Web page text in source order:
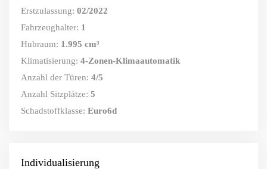
Erstzulassung: 02/2022
Fahrzeughalter: 1
Hubraum: 1.995 cm³
Klimatisierung: 4-Zonen-Klimaautomatik
Anzahl der Türen: 4/5
Anzahl Sitzplätze: 5
Schadstoffklasse: Euro6d
Individualisierung